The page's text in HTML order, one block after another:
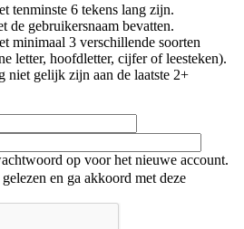
tenminste 6 tekens lang zijn.
de gebruikersnaam bevatten.
minimaal 3 verschillende soorten
letter, hoofdletter, cijfer of leesteken).
niet gelijk zijn aan de laatste 2+
op voor het nieuwe account.
gelezen en ga akkoord met deze